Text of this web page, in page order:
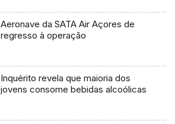
Aeronave da SATA Air Açores de
regresso à operação
Inquérito revela que maioria dos
jovens consome bebidas alcoólicas